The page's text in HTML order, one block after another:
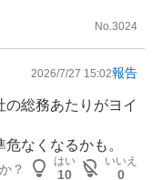
No. 3024
2026/7/27 15:02報告
総務あたりがヨイ
なくなるかも。
？
はい
10
いいえ
0